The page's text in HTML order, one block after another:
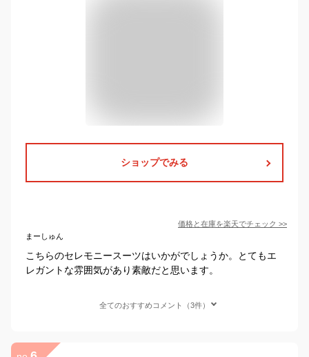
ショップでみる
価格と在庫を楽天でチェック >>
まーしゅん
こちらのセレモニースーツはいかがでしょうか。とてもエ
レガントな雰囲気があり素敵だと思います。
全てのおすすめコメント（3件）